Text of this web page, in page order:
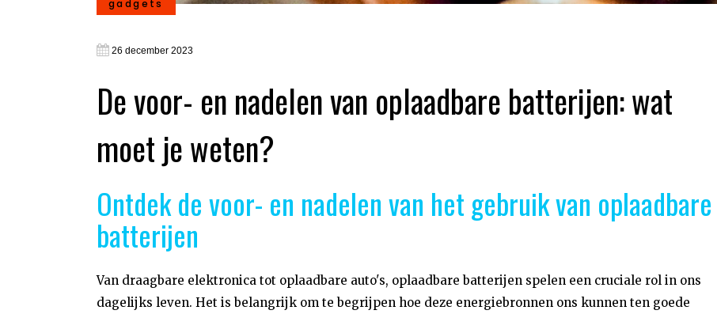
gadgets
26 december 2023
De voor- en nadelen van oplaadbare batterijen: wat
moet je weten?
Ontdek de voor- en nadelen van het gebruik van oplaadbare
batterijen
Van draagbare elektronica tot oplaadbare auto's, oplaadbare batterijen spelen een cruciale rol in ons
dagelijks leven. Het is belangrijk om te begrijpen hoe deze energiebronnen ons kunnen ten goede